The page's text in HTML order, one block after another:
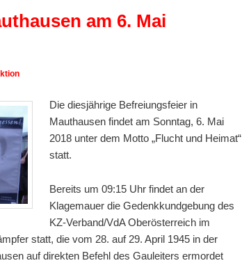
am 6. Mai
Die diesjährige Befreiungsfeier in
Mauthausen findet am Sonntag, 6. Mai
2018 unter dem Motto „Flucht und Heimat“
statt.
Bereits um 09:15 Uhr findet an der
Klagemauer die Gedenkkundgebung des
KZ-Verband/VdA Oberösterreich im
statt, die vom 28. auf 29. April 1945 in der
auf direkten Befehl des Gauleiters ermordet